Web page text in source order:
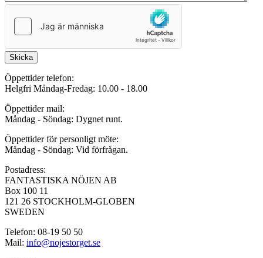
Skicka
Öppettider telefon:
Helgfri Måndag-Fredag: 10.00 - 18.00
Öppettider mail:
Måndag - Söndag: Dygnet runt.
Öppettider för personligt möte:
Måndag - Söndag: Vid förfrågan.
Postadress:
FANTASTISKA NÖJEN AB
Box 100 11
121 26 STOCKHOLM-GLOBEN
SWEDEN
Telefon: 08-19 50 50
Mail: info@nojestorget.se